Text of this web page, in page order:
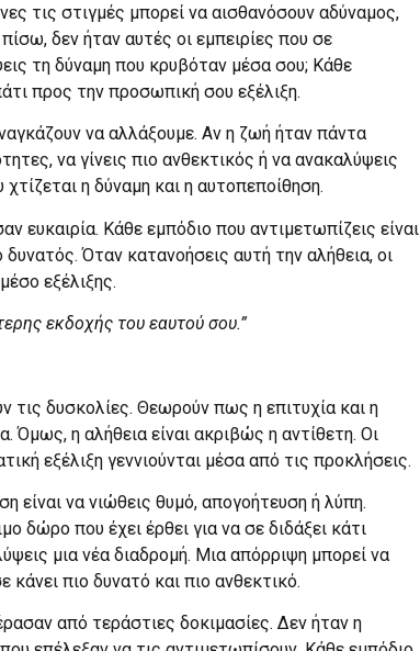
τις στιγμές μπορεί να αισθανόσουν αδύναμος,
δεν ήταν αυτές οι εμπειρίες που σε
τη δύναμη που κρυβόταν μέσα σου; Κάθε
προς την προσωπική σου εξέλιξη.
να αλλάξουμε. Αν η ζωή ήταν πάντα
να γίνεις πιο ανθεκτικός ή να ανακαλύψεις
η δύναμη και η αυτοπεποίθηση.
ευκαιρία. Κάθε εμπόδιο που αντιμετωπίζεις είναι
δυνατός. Όταν κατανοήσεις αυτή την αλήθεια, οι
εξέλιξης.
εκδοχής του εαυτού σου.”
δυσκολίες. Θεωρούν πως η επιτυχία και η
Όμως, η αλήθεια είναι ακριβώς η αντίθετη. Οι
εξέλιξη γεννιούνται μέσα από τις προκλήσεις.
είναι να νιώθεις θυμό, απογοήτευση ή λύπη.
δώρο που έχει έρθει για να σε διδάξει κάτι
μια νέα διαδρομή. Μια απόρριψη μπορεί να
κάνει πιο δυνατό και πιο ανθεκτικό.
από τεράστιες δοκιμασίες. Δεν ήταν η